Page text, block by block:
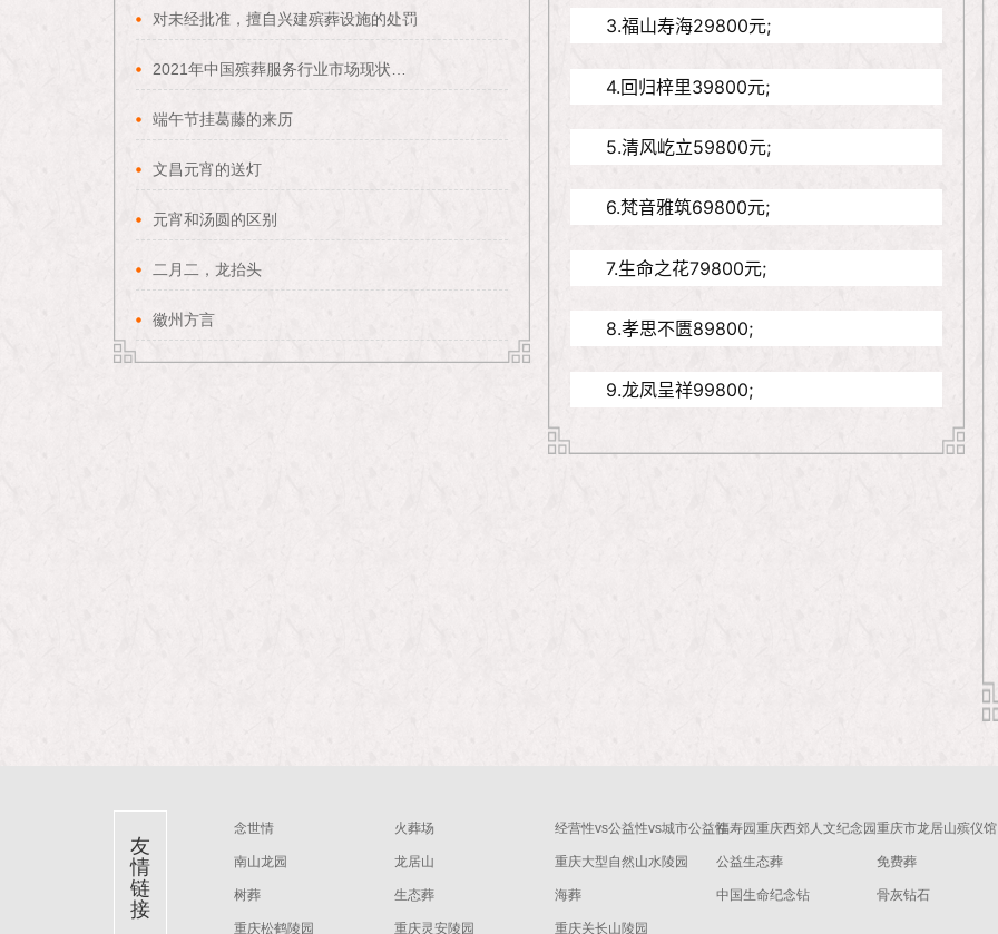
对未经批准，擅自兴建殡葬设施的处罚
端午节挂葛藤的来历
文昌元宵的送灯
元宵和汤圆的区别
二月二，龙抬头
徽州方言
3.福山寿海29800元;
4.回归梓里39800元;
5.清风屹立59800元;
6.梵音雅筑69800元;
7.生命之花79800元;
8.孝思不匮89800;
9.龙凤呈祥99800;
友
情
链
接
念世情 火葬场 经营性vs公益性vs城市公益性福寿园重庆西郊人文纪念园重庆市龙居山殡仪馆
南山龙园 龙居山 重庆大型自然山水陵园 公益生态葬 免费葬
树葬 生态葬 海葬 中国生命纪念钻 骨灰钻石
重庆松鹤陵园 重庆灵安陵园 重庆关长山陵园